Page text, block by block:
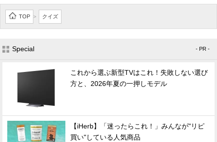
TOP > クイズ
Special - PR -
これから選ぶ新型TVはこれ！失敗しない選び
方と、2026年夏の一押しモデル
【iHerb】「迷ったらこれ！」みんなが"リピ
買い"している人気商品